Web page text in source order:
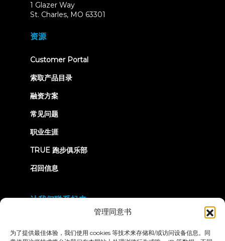
管理同意书
为了提供最佳体验，我们使用 cookies 等技术来存储和/或访问设备信息。同
1 Glazer Way
St. Charles, MO 63301
资源
Customer Portal(opens
索取产品目录
融资方案
常见问题
职业生涯
TRUE 跑步俱乐部
召回信息
让我们联系起来